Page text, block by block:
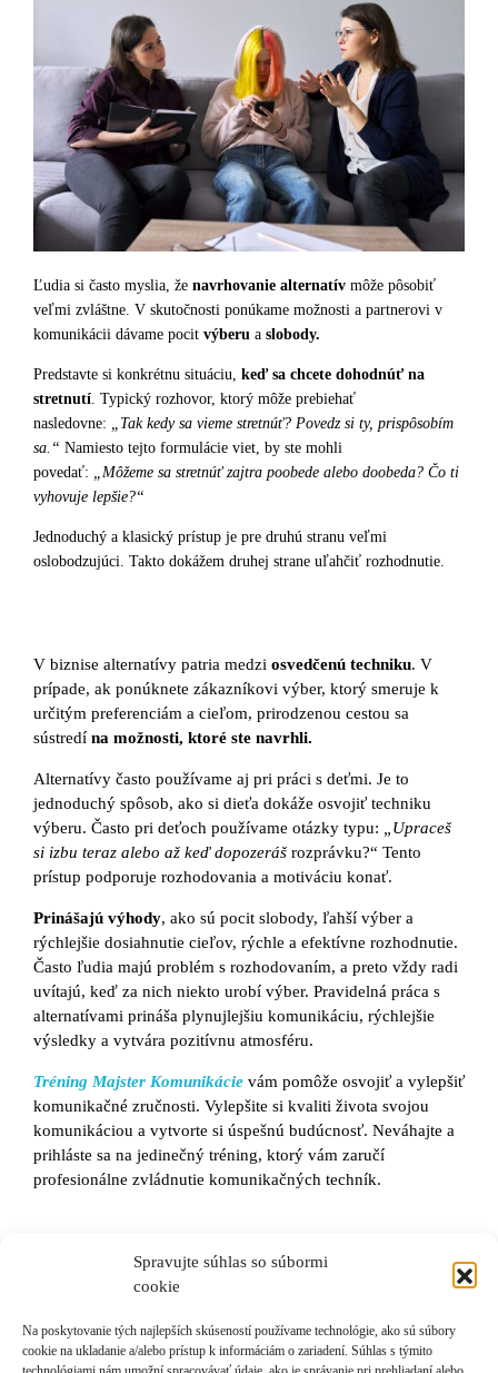
Spravujte súhlas so súbormi
cookie
Na poskytovanie tých najlepších skúseností používame technológie, ako sú súbory
cookie na ukladanie a/alebo prístup k informáciám o zariadení. Súhlas s týmito
Ľudia si často myslia, že navrhovanie alternatív môže pôsobiť
veľmi zvláštne. V skutočnosti ponúkame možnosti a partnerovi v
komunikácii dávame pocit výberu a slobody.
Predstavte si konkrétnu situáciu, keď sa chcete dohodnúť na
stretnutí. Typický rozhovor, ktorý môže prebiehať
nasledovne: „Tak kedy sa vieme stretnúť? Povedz si ty, prispôsobím
sa.“ Namiesto tejto formulácie viet, by ste mohli
povedať: „Môžeme sa stretnúť zajtra poobede alebo doobeda? Čo ti
vyhovuje lepšie?“
Jednoduchý a klasický prístup je pre druhú stranu veľmi
oslobodzujúci. Takto dokážem druhej strane uľahčiť rozhodnutie.
V biznise alternatívy patria medzi osvedčenú techniku. V
prípade, ak ponúknete zákazníkovi výber, ktorý smeruje k
určitým preferenciám a cieľom, prirodzenou cestou sa
sústredí na možnosti, ktoré ste navrhli.
Alternatívy často používame aj pri práci s deťmi. Je to
jednoduchý spôsob, ako si dieťa dokáže osvojiť techniku
výberu. Často pri deťoch používame otázky typu: „Upraceš
si izbu teraz alebo až keď dopozerášrozprávku?“ Tento
prístup podporuje rozhodovania a motiváciu konať.
Prinášajú výhody, ako sú pocit slobody, ľahší výber a
rýchlejšie dosiahnutie cieľov, rýchle a efektívne rozhodnutie.
Často ľudia majú problém s rozhodovaním, a preto vždy radi
uvítajú, keď za nich niekto urobí výber. Pravidelná práca s
alternatívami prináša plynujlejšiu komunikáciu, rýchlejšie
výsledky a vytvára pozitívnu atmosféru.
Tréning Majster Komunikácie vám pomôže osvojiť a vylepšiť
komunikačné zručnosti. Vylepšite si kvaliti života svojou
komunikáciou a vytvorte si úspešnú budúcnosť. Neváhajte a
prihláste sa na jedinečný tréning, ktorý vám zaručí
profesionálne zvládnutie komunikačných techník.